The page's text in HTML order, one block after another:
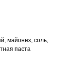
майонез, соль,
паста